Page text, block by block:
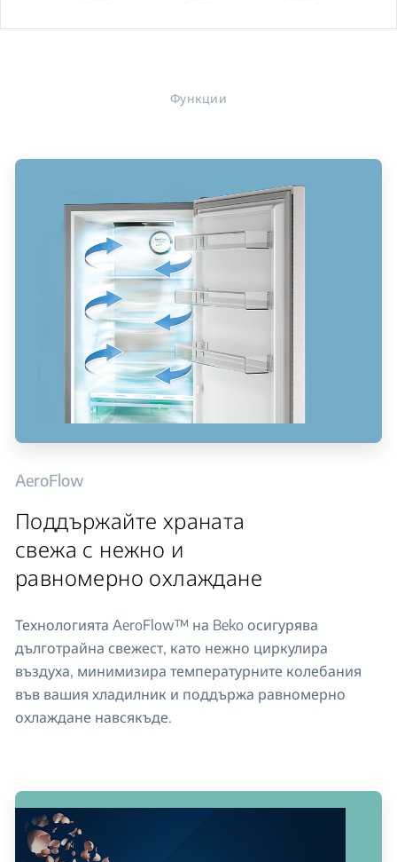
Функции
AeroFlow
Поддържайте храната
свежа с нежно и
равномерно охлаждане
Технологията AeroFlow™ на Beko осигурява
дълготрайна свежест, като нежно циркулира
въздуха, минимизира температурните колебания
във вашия хладилник и поддържа равномерно
охлаждане навсякъде.